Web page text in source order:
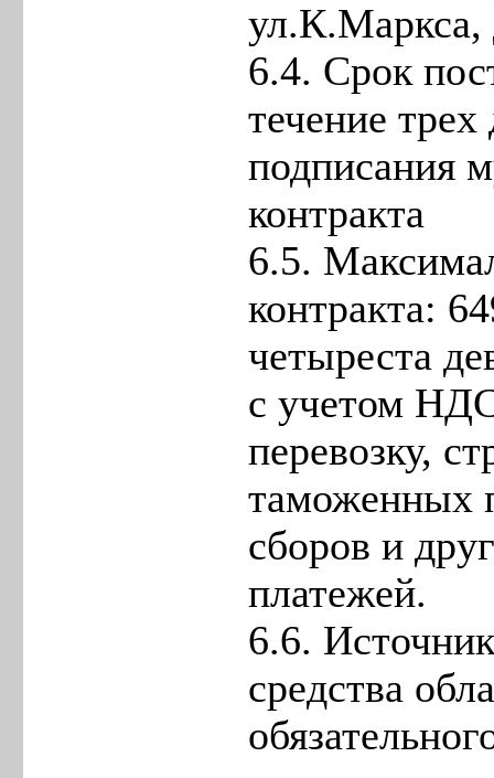
ул.К.Маркса,
6.4. Срок
течение
подписания
контракта
6.5.
контракта:
четыреста
с учетом
перевозку,
таможенных
сборов и
платежей.
6.6.
средства